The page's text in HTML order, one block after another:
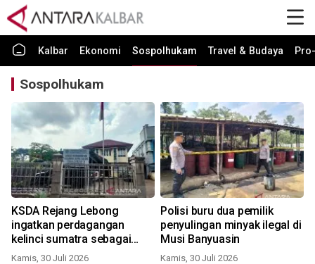
Kalbar Ekonomi Sospolhukam Travel & Budaya
Sospolhukam
KSDA Rejang Lebong
ingatkan perdagangan
kelinci sumatra sebagai
ilegal
Kamis, 30 Juli 2026
Polisi buru dua pemilik
penyulingan minyak ilegal di
Musi Banyuasin
Kamis, 30 Juli 2026